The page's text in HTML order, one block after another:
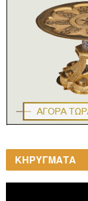
ΚΗΡΥΓΜΑΤΑ